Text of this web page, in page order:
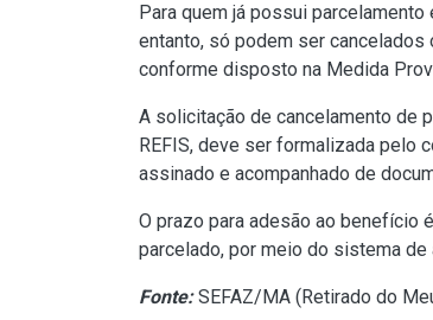
Para quem já possui
entanto, só podem ser
conforme disposto na Medida
A solicitação de cancelamento de
REFIS, deve ser formalizada pelo
assinado e acompanhado de
O prazo para adesão ao benefício
parcelado, por meio do sistema
Fonte:SEFAZ/MA (Retirado do